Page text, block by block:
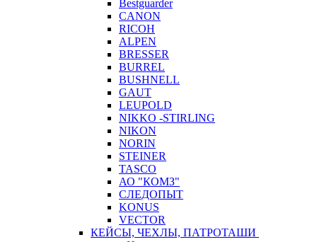
Bestguarder
CANON
RICOH
ALPEN
BRESSER
BURREL
BUSHNELL
GAUT
LEUPOLD
NIKKO -STIRLING
NIKON
NORIN
STEINER
TASCO
АО "КОМЗ"
СЛЕДОПЫТ
KONUS
VECTOR
КЕЙСЫ, ЧЕХЛЫ, ПАТРОТАШИ